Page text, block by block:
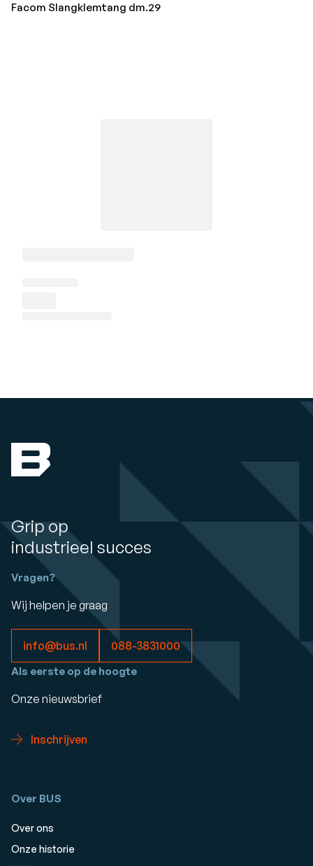
Facom Slangklemtang dm.29
Grip op
industrieel succes
Vragen?
Wij helpen je graag
info@bus.nl 088-3831000
Als eerste op de hoogte
Onze nieuwsbrief
Inschrijven
Over BUS
Over ons
Onze historie